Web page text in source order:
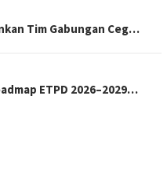
Tim Gabungan Ceg…
ETPD 2026–2029…